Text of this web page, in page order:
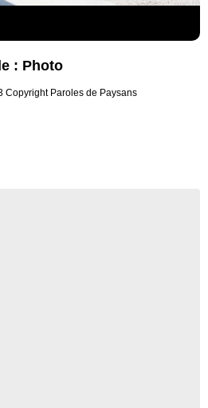
: Photo
Copyright Paroles de Paysans